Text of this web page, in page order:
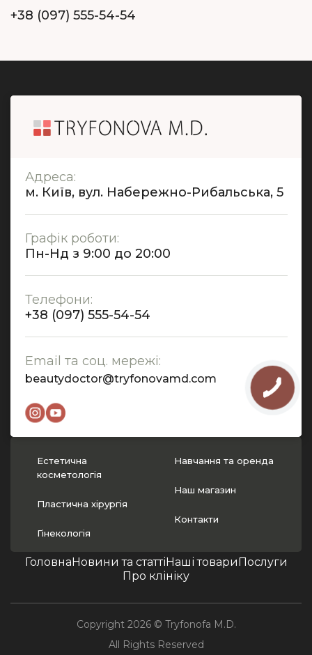
+38 (097) 555-54-54
Естетична
косметологія
Пластична хірургія
Гінекологія
Навчання та оренда
Наш магазин
Контакти
Головна Новини та статті Наші товари Послуги
Про клініку
Адреса:
м. Київ, вул. Набережно-Рибальська, 5
Графік роботи:
Пн-Нд з 9:00 до 20:00
Телефони:
+38 (097) 555-54-54
Email та соц. мережі:
beautydoctor@tryfonovamd.com
Copyright 2026 © Tryfonofa M.D.
All Rights Reserved